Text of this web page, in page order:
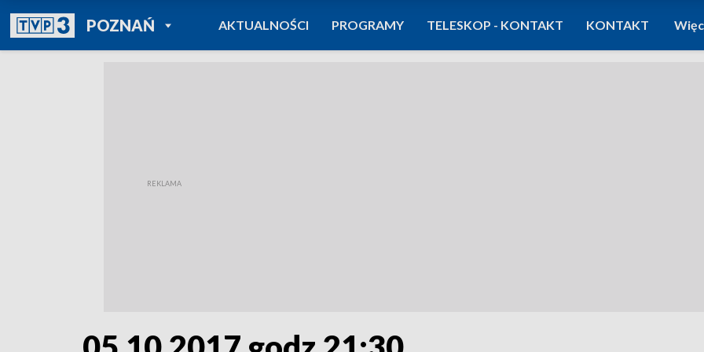
POZNAŃPOWRÓT DO
TVP REGIONY
AKTUALNOŚCI PROGRAMY TELESKOP - KONTAKT KONTAKT